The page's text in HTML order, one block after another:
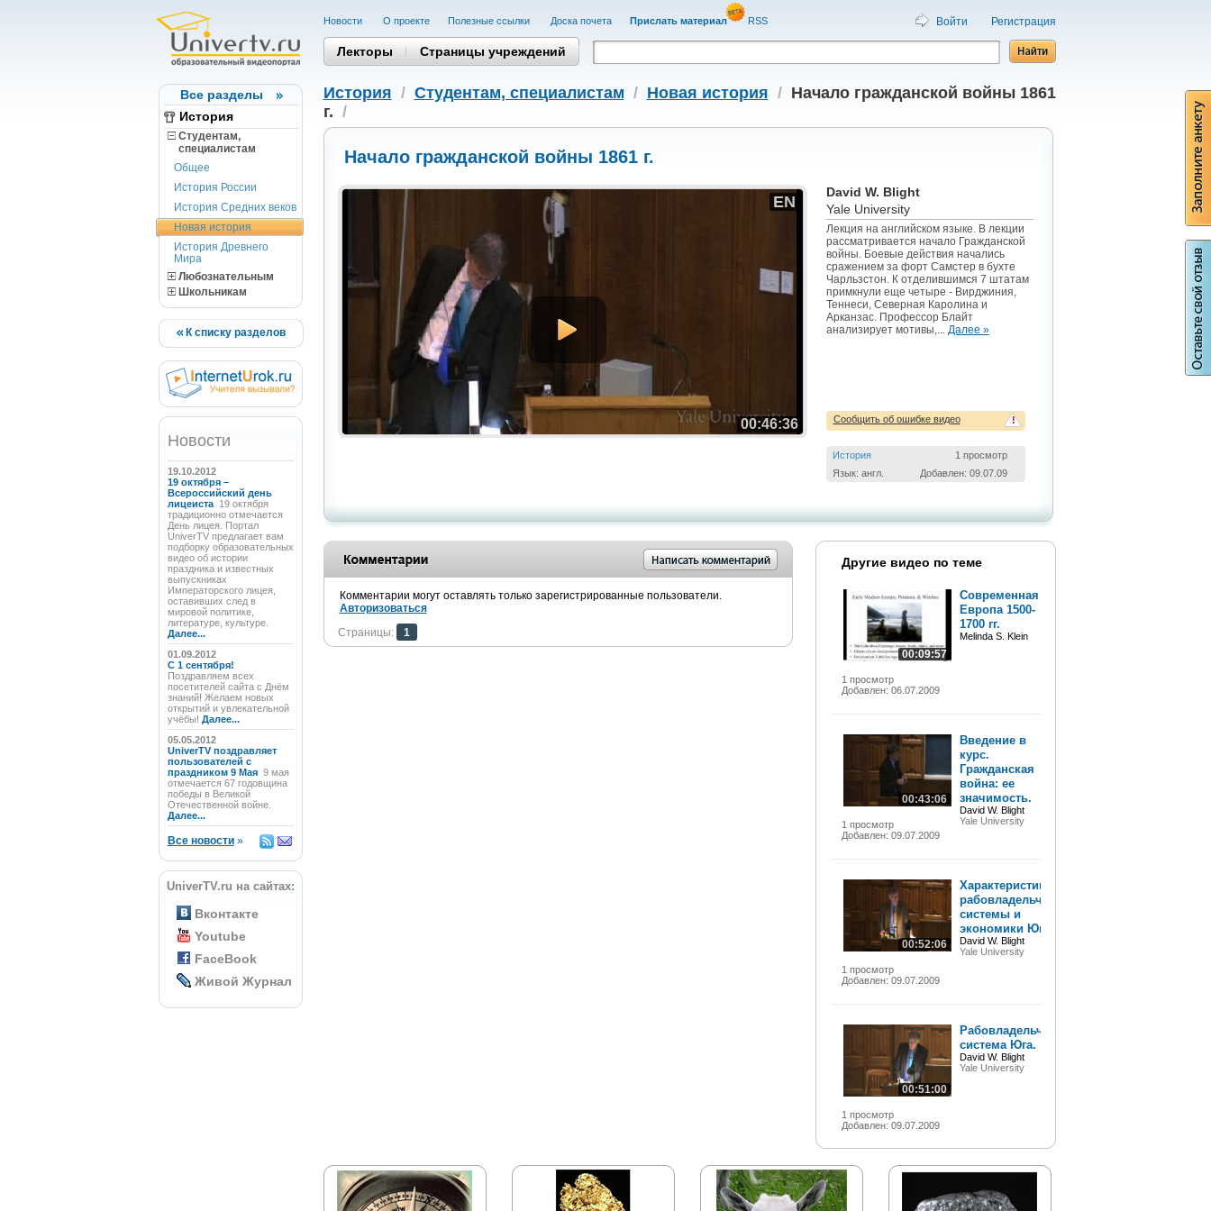
Все разделы
История
Студентам,
cпециалистам
Общее
История России
История Средних веков
Новая история
История Древнего
Мира
Любознательным
Школьникам
К списку разделов
Новости
19.10.2012
19 октября –
Всероссийский день
лицеиста 19 октября
традиционно отмечается
День лицея. Портал
UniverTV предлагает вам
подборку образовательных
видео об истории
праздника и известных
выпускниках
Императорского лицея,
оставивших след в
мировой политике,
литературе, культуре.
Далее...
01.09.2012
C 1 сентября!
Поздравляем всех
посетителей сайта с Днём
знаний! Желаем новых
открытий и увлекательной
учёбы! Далее...
05.05.2012
UniverTV поздравляет
пользователей с
праздником 9 Мая 9 мая
отмечается 67 годовщина
победы в Великой
Отечественной войне.
Далее...
Все новости»
UniverTV.ru на сайтах:
Вконтакте
Youtube
FaceBook
Живой Журнал
Новости О проекте Полезные cсылки Доска почета Прислать материал RSS Войти Регистрация
Лекторы Страницы учреждений
История / Студентам, cпециалистам / Новая история / Начало гражданской войны 1861
г. /
Начало гражданской войны 1861 г.
EN
00:46:36
David W. Blight
Yale University
Лекция на английском языке. В лекции
рассматривается начало Гражданской
войны. Боевые действия начались
сражением за форт Самстер в бухте
Чарльзстон. К отделившимся 7 штатам
примкнули еще четыре - Вирджиния,
Теннеси, Северная Каролина и
Арканзас. Профессор Блайт
анализирует мотивы,... Далее »
!
Сообщить об ошибке видео
История
1 просмотр
Язык: англ.
Добавлен: 09.07.09
Комментарии могут оставлять только зарегистрированные пользователи.
Авторизоваться
Страницы:
1
Другие видео по теме
00:09:57
1 просмотр
Добавлен: 06.07.2009
Современная
Европа 1500-
1700 гг.
Melinda S. Klein
00:43:06
1 просмотр
Добавлен: 09.07.2009
Введение в
курс.
Гражданская
война: ее
значимость.
David W. Blight
Yale University
00:52:06
1 просмотр
Добавлен: 09.07.2009
Характеристика
рабовладельческой
системы и
экономики Юга.
David W. Blight
Yale University
00:51:00
1 просмотр
Добавлен: 09.07.2009
Рабовладельческая
система Юга.
David W. Blight
Yale University